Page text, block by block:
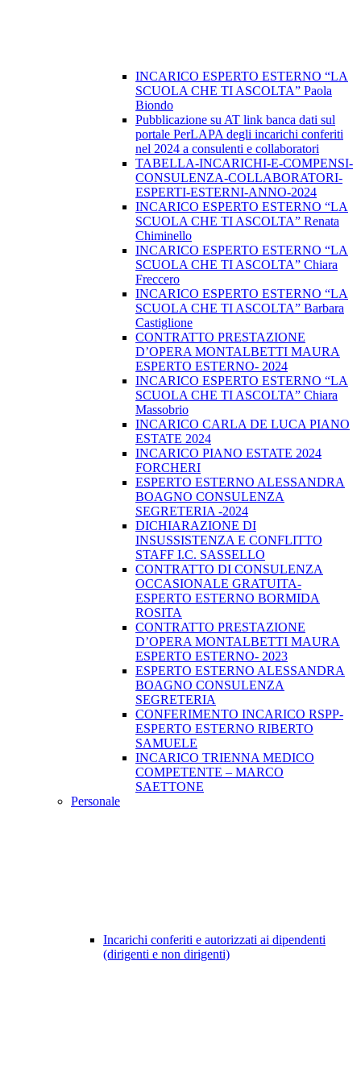
INCARICO ESPERTO ESTERNO “LA
SCUOLA CHE TI ASCOLTA” Paola
Biondo
Pubblicazione su AT link banca dati sul
portale PerLAPA degli incarichi conferiti
nel 2024 a consulenti e collaboratori
TABELLA-INCARICHI-E-COMPENSI-
CONSULENZA-COLLABORATORI-
ESPERTI-ESTERNI-ANNO-2024
INCARICO ESPERTO ESTERNO “LA
SCUOLA CHE TI ASCOLTA” Renata
Chiminello
INCARICO ESPERTO ESTERNO “LA
SCUOLA CHE TI ASCOLTA” Chiara
Freccero
INCARICO ESPERTO ESTERNO “LA
SCUOLA CHE TI ASCOLTA” Barbara
Castiglione
CONTRATTO PRESTAZIONE
D’OPERA MONTALBETTI MAURA
ESPERTO ESTERNO- 2024
INCARICO ESPERTO ESTERNO “LA
SCUOLA CHE TI ASCOLTA” Chiara
Massobrio
INCARICO CARLA DE LUCA PIANO
ESTATE 2024
INCARICO PIANO ESTATE 2024
FORCHERI
ESPERTO ESTERNO ALESSANDRA
BOAGNO CONSULENZA
SEGRETERIA -2024
DICHIARAZIONE DI
INSUSSISTENZA E CONFLITTO
STAFF I.C. SASSELLO
CONTRATTO DI CONSULENZA
OCCASIONALE GRATUITA-
ESPERTO ESTERNO BORMIDA
ROSITA
CONTRATTO PRESTAZIONE
D’OPERA MONTALBETTI MAURA
ESPERTO ESTERNO- 2023
ESPERTO ESTERNO ALESSANDRA
BOAGNO CONSULENZA
SEGRETERIA
CONFERIMENTO INCARICO RSPP-
ESPERTO ESTERNO RIBERTO
SAMUELE
INCARICO TRIENNA MEDICO
COMPETENTE – MARCO
SAETTONE
Personale
Incarichi conferiti e autorizzati ai dipendenti
(dirigenti e non dirigenti)